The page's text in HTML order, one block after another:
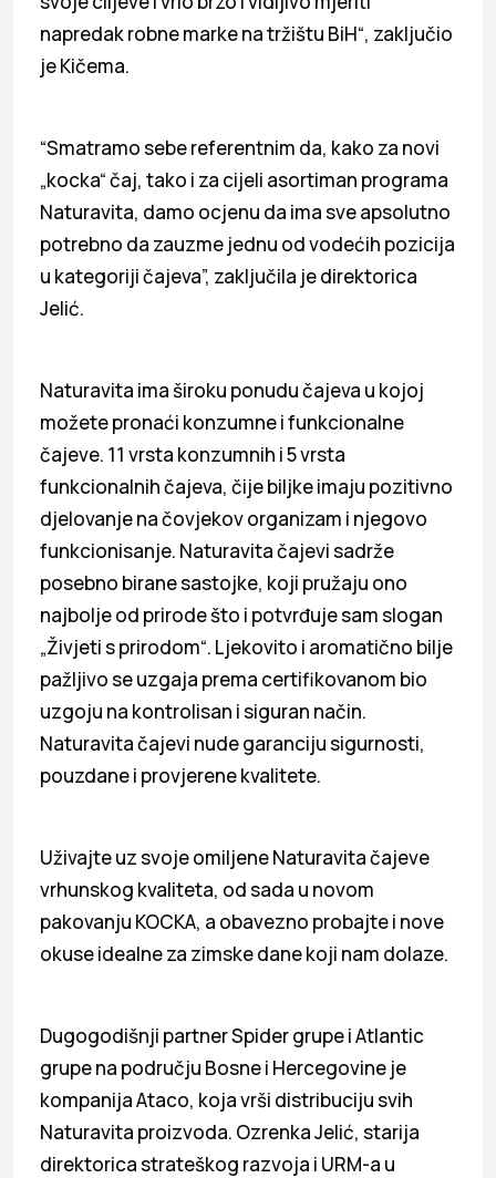
napredak robne marke na tržištu BiH“, zaključio
je Kičema.
“Smatramo sebe referentnim da, kako za novi
„kocka“ čaj, tako i za cijeli asortiman programa
Naturavita, damo ocjenu da ima sve apsolutno
potrebno da zauzme jednu od vodećih pozicija
u kategoriji čajeva”, zaključila je direktorica
Jelić.
Naturavita ima široku ponudu čajeva u kojoj
možete pronaći konzumne i funkcionalne
čajeve. 11 vrsta konzumnih i 5 vrsta
funkcionalnih čajeva, čije biljke imaju pozitivno
djelovanje na čovjekov organizam i njegovo
funkcionisanje. Naturavita čajevi sadrže
posebno birane sastojke, koji pružaju ono
najbolje od prirode što i potvrđuje sam slogan
„Živjeti s prirodom“. Ljekovito i aromatično bilje
pažljivo se uzgaja prema certifikovanom bio
uzgoju na kontrolisan i siguran način.
Naturavita čajevi nude garanciju sigurnosti,
pouzdane i provjerene kvalitete.
Uživajte uz svoje omiljene Naturavita čajeve
vrhunskog kvaliteta, od sada u novom
pakovanju KOCKA, a obavezno probajte i nove
okuse idealne za zimske dane koji nam dolaze.
Dugogodišnji partner Spider grupe i Atlantic
grupe na području Bosne i Hercegovine je
kompanija Ataco, koja vrši distribuciju svih
Naturavita proizvoda. Ozrenka Jelić, starija
direktorica strateškog razvoja i URM-a u